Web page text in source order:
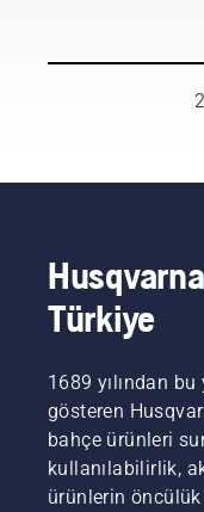
ömrü
için
sırta
akü,
daha
Türkiye
1689 yılından
gösteren
bahçe ürünleri
kullanılabilirlik,
ürünlerin öncülük